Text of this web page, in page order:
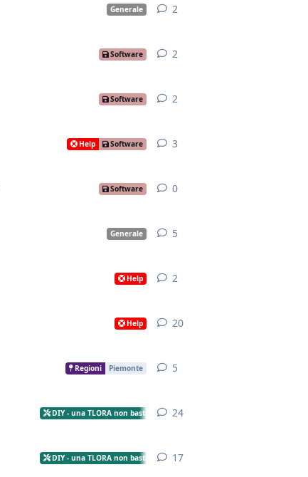
Generale 2
Software 2
Software 2
Help Software 3
Software 0
Generale 5
Help 2
Help 20
Regioni Piemonte 5
DIY - una TLORA non basta! 24
DIY - una TLORA non basta! 17